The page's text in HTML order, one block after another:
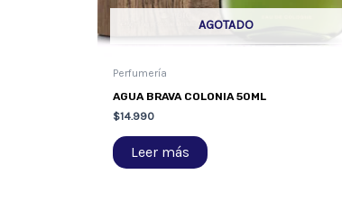
AGOTADO
Perfumería
AGUA BRAVA COLONIA 50ML
$14.990
Leer más